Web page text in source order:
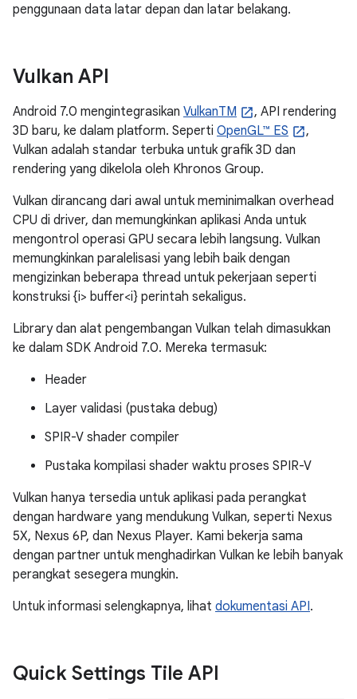
penggunaan data latar depan dan latar belakang.
Vulkan API
Android 7.0 mengintegrasikan VulkanTM
, API rendering
3D baru, ke dalam platform. Seperti OpenGL™ ES
,
Vulkan adalah standar terbuka untuk grafik 3D dan
rendering yang dikelola oleh Khronos Group.
Vulkan dirancang dari awal untuk meminimalkan overhead
CPU di driver, dan memungkinkan aplikasi Anda untuk
mengontrol operasi GPU secara lebih langsung. Vulkan
memungkinkan paralelisasi yang lebih baik dengan
mengizinkan beberapa thread untuk pekerjaan seperti
konstruksi {i> buffer<i} perintah sekaligus.
Library dan alat pengembangan Vulkan telah dimasukkan
ke dalam SDK Android 7.0. Mereka termasuk:
Header
Layer validasi (pustaka debug)
SPIR-V shader compiler
Pustaka kompilasi shader waktu proses SPIR-V
Vulkan hanya tersedia untuk aplikasi pada perangkat
dengan hardware yang mendukung Vulkan, seperti Nexus
5X, Nexus 6P, dan Nexus Player. Kami bekerja sama
dengan partner untuk menghadirkan Vulkan ke lebih banyak
perangkat sesegera mungkin.
Untuk informasi selengkapnya, lihat dokumentasi API.
Quick Settings Tile API